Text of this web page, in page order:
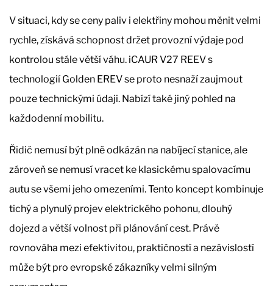
V situaci, kdy se ceny paliv i elektřiny mohou měnit velmi
rychle, získává schopnost držet provozní výdaje pod
kontrolou stále větší váhu. iCAUR V27 REEV s
technologií Golden EREV se proto nesnaží zaujmout
pouze technickými údaji. Nabízí také jiný pohled na
každodenní mobilitu.
Řidič nemusí být plně odkázán na nabíjecí stanice, ale
zároveň se nemusí vracet ke klasickému spalovacímu
autu se všemi jeho omezeními. Tento koncept kombinuje
tichý a plynulý projev elektrického pohonu, dlouhý
dojezd a větší volnost při plánování cest. Právě
rovnováha mezi efektivitou, praktičností a nezávislostí
může být pro evropské zákazníky velmi silným